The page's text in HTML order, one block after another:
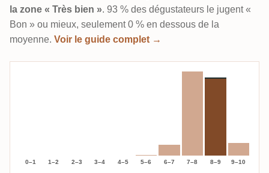
la zone « Très bien ». 93 % des dégustateurs le jugent «
Bon » ou mieux, seulement 0 % en dessous de la
moyenne. Voir le guide complet →
0–1 1–2 2–3 3–4 4–5 5–6 6–7 7–8 8–9 9–10